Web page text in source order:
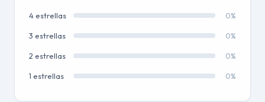
4 estrellas 0%
3 estrellas 0%
2 estrellas 0%
1 estrellas 0%